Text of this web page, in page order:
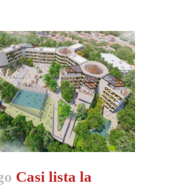
Casi lista la